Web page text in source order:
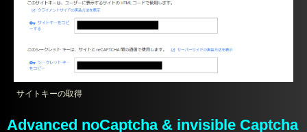
サイトキーの取得
Advanced noCaptcha & invisible Captcha